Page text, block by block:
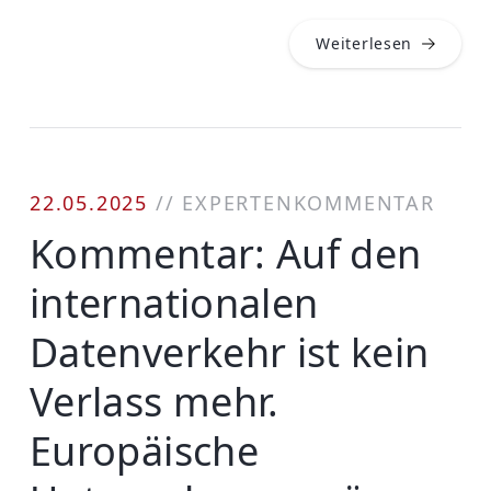
Weiterlesen
22.05.2025 // EXPERTENKOMMENTAR
Kommentar: Auf den
internationalen
Datenverkehr ist kein
Verlass mehr.
Europäische